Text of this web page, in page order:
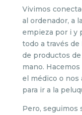
Vivimos
al ordenador, a
empieza por i y
todo a través
de productos
mano.
el médico o nos
para ir a la
Pero, seguimos